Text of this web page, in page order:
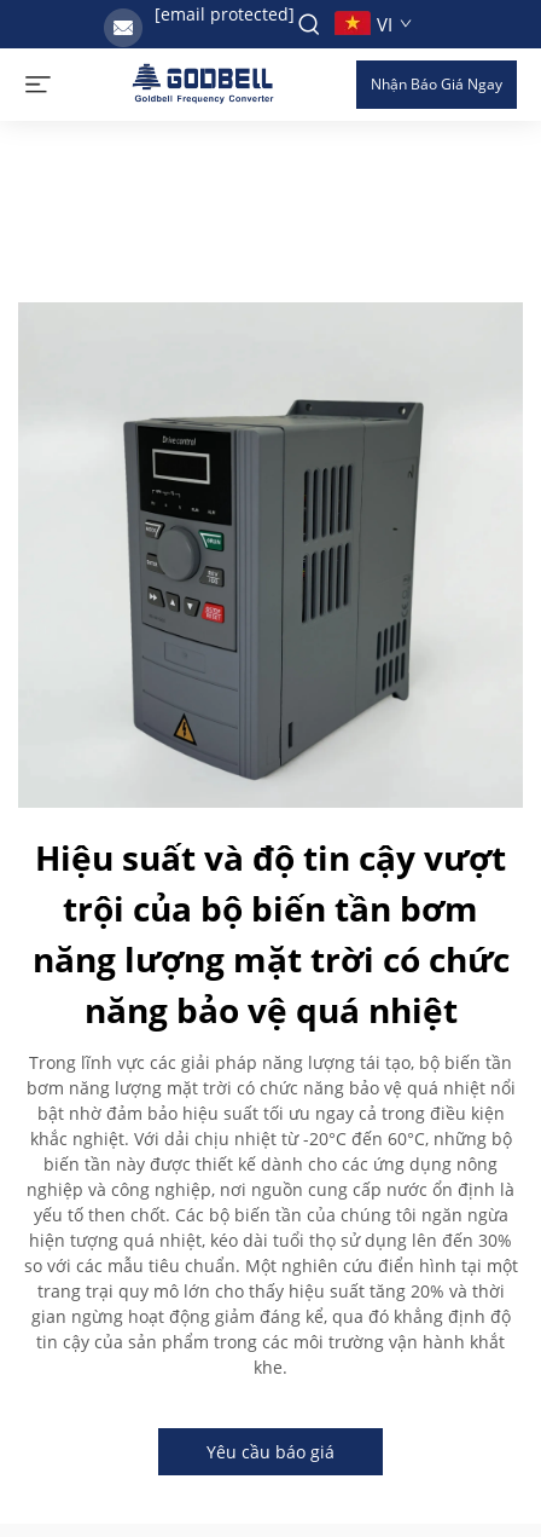
[email protected] VI
Nhận Báo Giá Ngay
Hiệu suất và độ tin cậy vượt
trội của bộ biến tần bơm
năng lượng mặt trời có chức
năng bảo vệ quá nhiệt
Trong lĩnh vực các giải pháp năng lượng tái tạo, bộ biến tần
bơm năng lượng mặt trời có chức năng bảo vệ quá nhiệt nổi
bật nhờ đảm bảo hiệu suất tối ưu ngay cả trong điều kiện
khắc nghiệt. Với dải chịu nhiệt từ -20°C đến 60°C, những bộ
biến tần này được thiết kế dành cho các ứng dụng nông
nghiệp và công nghiệp, nơi nguồn cung cấp nước ổn định là
yếu tố then chốt. Các bộ biến tần của chúng tôi ngăn ngừa
hiện tượng quá nhiệt, kéo dài tuổi thọ sử dụng lên đến 30%
so với các mẫu tiêu chuẩn. Một nghiên cứu điển hình tại một
trang trại quy mô lớn cho thấy hiệu suất tăng 20% và thời
gian ngừng hoạt động giảm đáng kể, qua đó khẳng định độ
tin cậy của sản phẩm trong các môi trường vận hành khắt
khe.
Yêu cầu báo giá